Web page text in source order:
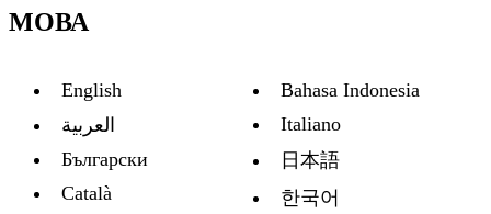
МОВА
English
العربية
Български
Català
Bahasa Indonesia
Italiano
日本語
한국어